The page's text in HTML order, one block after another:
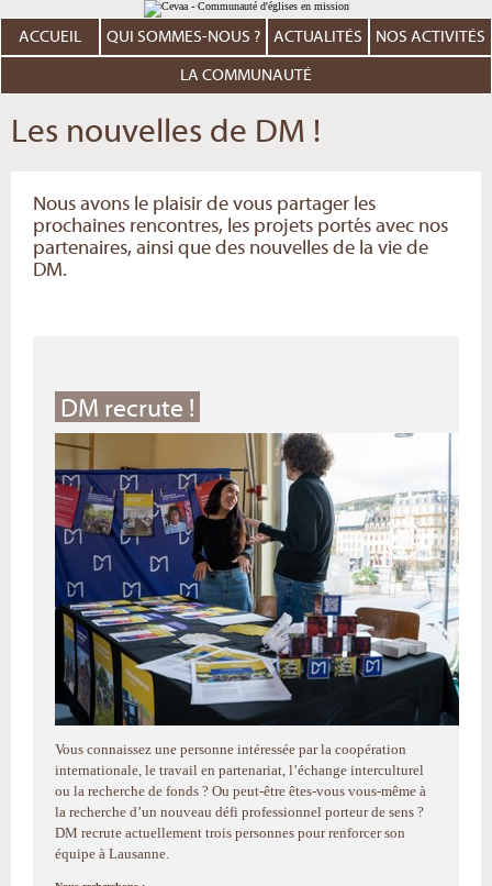
au
contenu.
Aller
personnels
ACCUEIL QUI SOMMES-NOUS ? ACTUALITÉS NOS ACTIVITÉS
LA COMMUNAUTÉ
Les nouvelles de DM !
Nous avons le plaisir de vous partager les
prochaines rencontres, les projets portés avec nos
partenaires, ainsi que des nouvelles de la vie de
DM.
DM recrute !
Vous connaissez une personne intéressée par la coopération
internationale, le travail en partenariat, l’échange interculturel
ou la recherche de fonds ? Ou peut-être êtes-vous vous-même à
la recherche d’un nouveau défi professionnel porteur de sens ?
DM recrute actuellement trois personnes pour renforcer son
équipe à Lausanne.